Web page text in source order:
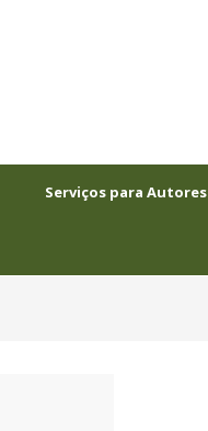
Serviços para Autores